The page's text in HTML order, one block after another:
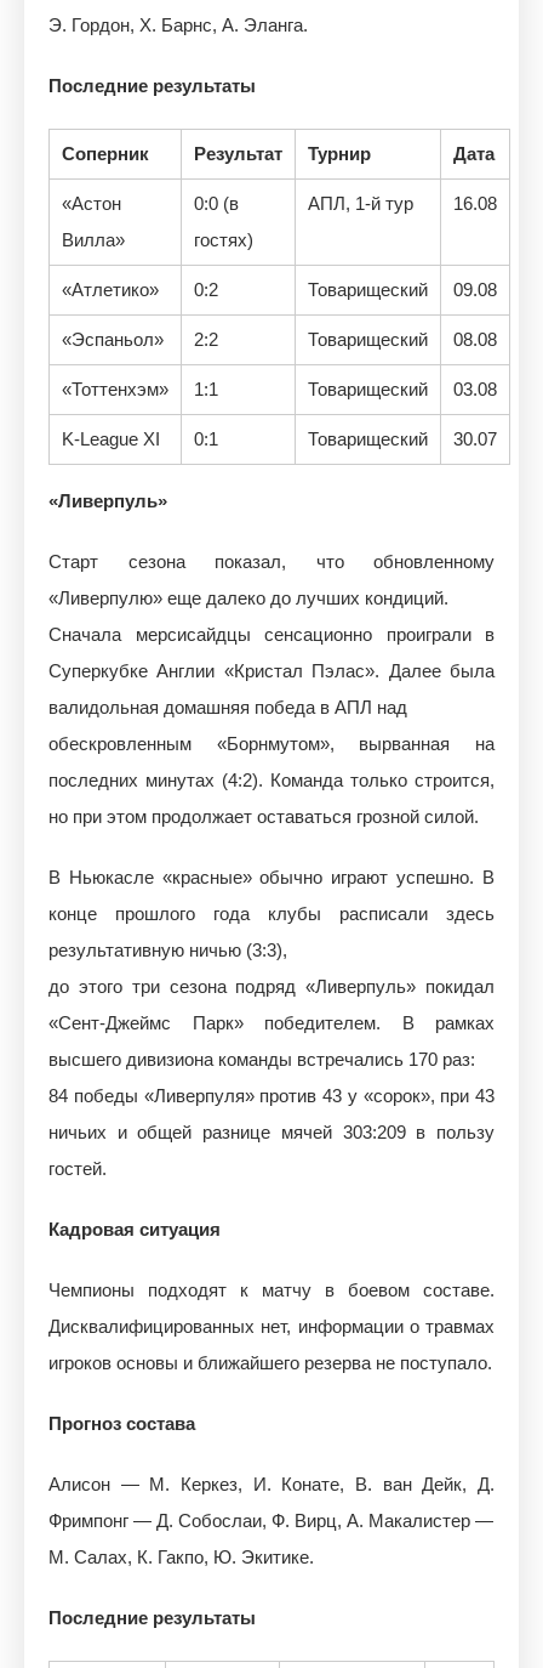
Э. Гордон, Х. Барнс, А. Эланга.
Последние результаты
Соперник Результат Турнир Дата
«Астон
Вилла»
0:0 (в
гостях)
АПЛ, 1-й тур 16.08
«Атлетико» 0:2 Товарищеский 09.08
«Эспаньол» 2:2 Товарищеский 08.08
«Тоттенхэм» 1:1 Товарищеский 03.08
K-League XI 0:1 Товарищеский 30.07
«Ливерпуль»
Старт сезона показал, что обновленному
«Ливерпулю» еще далеко до лучших кондиций.
Сначала мерсисайдцы сенсационно проиграли в
Суперкубке Англии «Кристал Пэлас». Далее была
валидольная домашняя победа в АПЛ над
обескровленным «Борнмутом», вырванная на
последних минутах (4:2). Команда только строится,
но при этом продолжает оставаться грозной силой.
В Ньюкасле «красные» обычно играют успешно. В
конце прошлого года клубы расписали здесь
результативную ничью (3:3),
до этого три сезона подряд «Ливерпуль» покидал
«Сент-Джеймс Парк» победителем. В рамках
высшего дивизиона команды встречались 170 раз:
84 победы «Ливерпуля» против 43 у «сорок», при 43
ничьих и общей разнице мячей 303:209 в пользу
гостей.
Кадровая ситуация
Чемпионы подходят к матчу в боевом составе.
Дисквалифицированных нет, информации о травмах
игроков основы и ближайшего резерва не поступало.
Прогноз состава
Алисон — М. Керкез, И. Конате, В. ван Дейк, Д.
Фримпонг — Д. Собослаи, Ф. Вирц, А. Макалистер —
М. Салах, К. Гакпо, Ю. Экитике.
Последние результаты